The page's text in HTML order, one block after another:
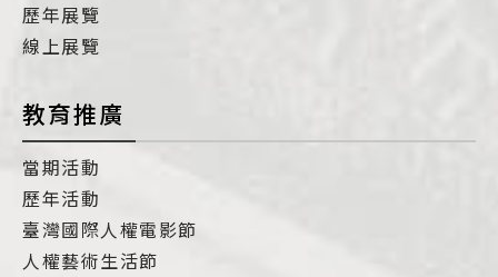
歷年展覽
線上展覽
教育推廣
當期活動
歷年活動
臺灣國際人權電影節
人權藝術生活節